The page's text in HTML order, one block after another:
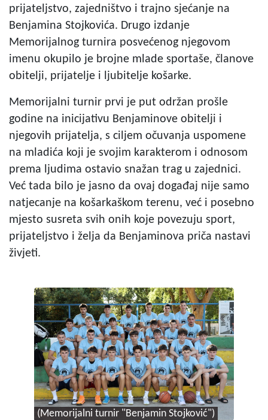
prijateljstvo, zajedništvo i trajno sjećanje na
Benjamina Stojkovića. Drugo izdanje
Memorijalnog turnira posvećenog njegovom
imenu okupilo je brojne mlade sportaše, članove
obitelji, prijatelje i ljubitelje košarke.
Memorijalni turnir prvi je put održan prošle
godine na inicijativu Benjaminove obitelji i
njegovih prijatelja, s ciljem očuvanja uspomene
na mladića koji je svojim karakterom i odnosom
prema ljudima ostavio snažan trag u zajednici.
Već tada bilo je jasno da ovaj događaj nije samo
natjecanje na košarkaškom terenu, već i posebno
mjesto susreta svih onih koje povezuju sport,
prijateljstvo i želja da Benjaminova priča nastavi
živjeti.
(Memorijalni turnir "Benjamin Stojković")